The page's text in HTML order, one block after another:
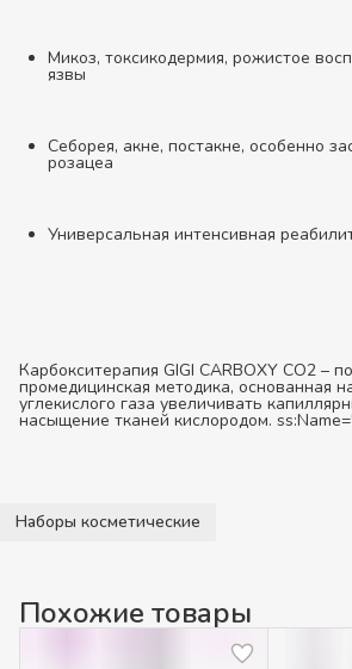
Микоз, токсикодермия, рожистое
язвы
Себорея, акне, постакне, особенно
розацеа
Универсальная интенсивная
Карбокситерапия GIGI CARBOXY CO2 –
промедицинская методика, основанная
углекислого газа увеличивать
насыщение тканей кислородом.
Наборы косметические
Похожие товары